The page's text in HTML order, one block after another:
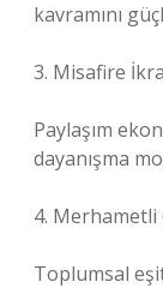
kavramını
3. Misafire
Paylaşım
dayanışma
4. Merhametli
Toplumsal